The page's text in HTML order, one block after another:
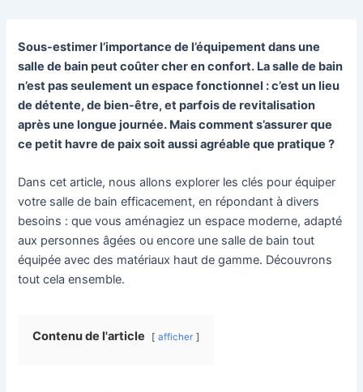
Sous-estimer l’importance de l’équipement dans une
salle de bain peut coûter cher en confort. La salle de bain
n’est pas seulement un espace fonctionnel : c’est un lieu
de détente, de bien-être, et parfois de revitalisation
après une longue journée. Mais comment s’assurer que
ce petit havre de paix soit aussi agréable que pratique ?
Dans cet article, nous allons explorer les clés pour équiper
votre salle de bain efficacement, en répondant à divers
besoins : que vous aménagiez un espace moderne, adapté
aux personnes âgées ou encore une salle de bain tout
équipée avec des matériaux haut de gamme. Découvrons
tout cela ensemble.
Contenu de l'article afficher